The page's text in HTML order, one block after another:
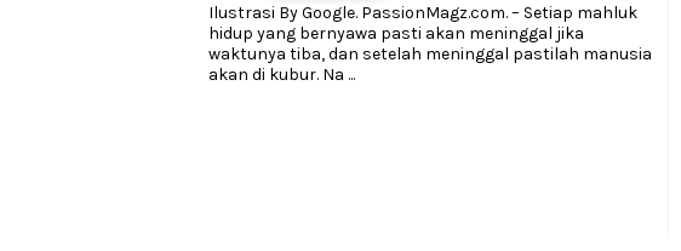
Ilustrasi By Google. PassionMagz.com. – Setiap mahluk
hidup yang bernyawa pasti akan meninggal jika
waktunya tiba, dan setelah meninggal pastilah manusia
akan di kubur. Na ...